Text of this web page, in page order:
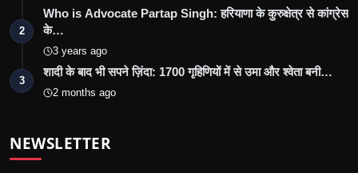
2
Who is Advocate Partap Singh: हरियाणा के कुरुक्षेत्र से कांग्रेस
के…
3 years ago
3
शादी के बाद भी सपने ज़िंदा: 1700 गृहिणियों में से उमा और श्वेता बनी…
2 months ago
NEWSLETTER